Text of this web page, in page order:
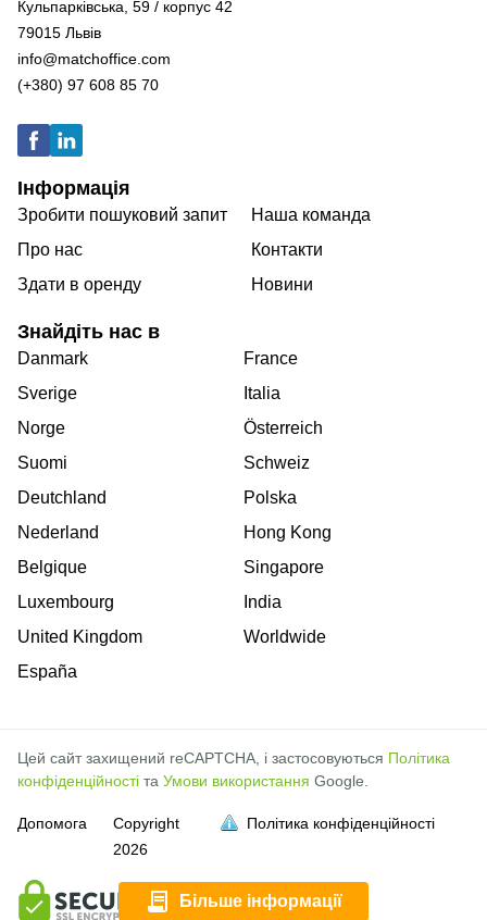
Більше інформації
повна
повна
повна
повна
повна
повна
повна
повна
повна
повна
повна
Кульпарківська, 59 / корпус 42
79015 Львів
info@matchoffice.com
(+380) 97 608 85 70
Інформація
Зробити пошуковий запит
Про нас
Здати в оренду
Наша команда
Контакти
Новини
Знайдіть нас в
Danmark
Sverige
Norge
Suomi
Deutchland
Nederland
Belgique
Luxembourg
United Kingdom
España
France
Italia
Österreich
Schweiz
Polska
Hong Kong
Singapore
India
Worldwide
Цей сайт захищений reCAPTCHA, і застосовуються Політика
конфіденційності та Умови використання Google.
Допомога
Copyright
2026
Політика конфіденційності